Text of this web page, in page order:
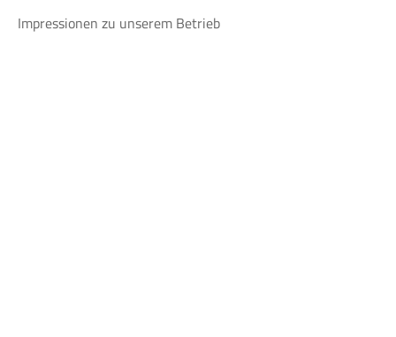
Impressionen zu unserem Betrieb